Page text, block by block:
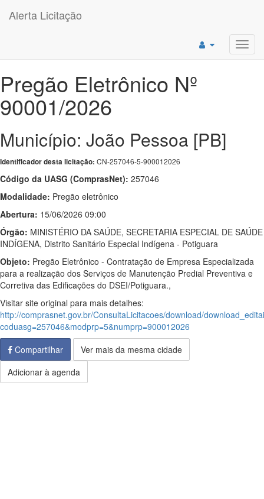
Alerta Licitação
Pregão Eletrônico Nº
90001/2026
Município: João Pessoa [PB]
Identificador desta licitação: CN-257046-5-900012026
Código da UASG (ComprasNet): 257046
Modalidade: Pregão eletrônico
Abertura: 15/06/2026 09:00
Órgão: MINISTÉRIO DA SAÚDE, SECRETARIA ESPECIAL DE SAÚDE
INDÍGENA, Distrito Sanitário Especial Indígena - Potiguara
Objeto: Pregão Eletrônico - Contratação de Empresa Especializada
para a realização dos Serviços de Manutenção Predial Preventiva e
Corretiva das Edificações do DSEI/Potiguara.,
Visitar site original para mais detalhes:
http://comprasnet.gov.br/ConsultaLicitacoes/download/
coduasg=257046&modprp=5&numprp=900012026
Compartilhar
Ver mais da mesma cidade
Adicionar à agenda